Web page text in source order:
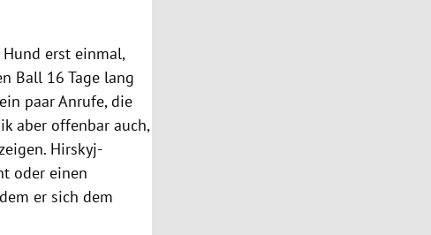
erst einmal,
Ball 16 Tage lang
paar Anrufe, die
aber offenbar auch,
Hirskyj-
oder einen
er sich dem